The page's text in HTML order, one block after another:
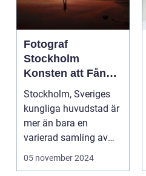
Fotograf
Stockholm
Konsten att Fånga
Ögonblick i
Huvudstaden
Stockholm, Sveriges
kungliga huvudstad är
mer än bara en
varierad samling av
pittoreska &o...
05 november 2024